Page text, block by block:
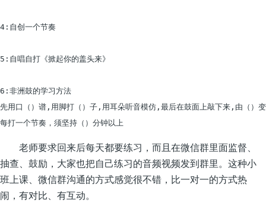
4:自创一个节奏
5:自唱自打《掀起你的盖头来》
6:非洲鼓的学习方法
先用口（）谱,用脚打（）子,用耳朵听音模仿,最后在鼓面上敲下来,由（）
老师要求回来后每天都要练习，而且在微信群里面监督、
抽查、鼓励，大家也把自己练习的音频视频发到群里。这种小
班上课、微信群沟通的方式感觉很不错，比一对一的方式热
闹，有对比、有互动。